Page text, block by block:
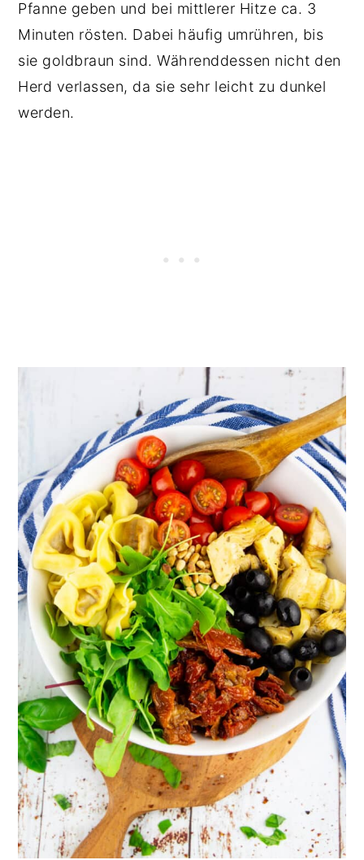
Pfanne geben und bei mittlerer Hitze ca. 3
Minuten rösten. Dabei häufig umrühren, bis
sie goldbraun sind. Währenddessen nicht den
Herd verlassen, da sie sehr leicht zu dunkel
werden.